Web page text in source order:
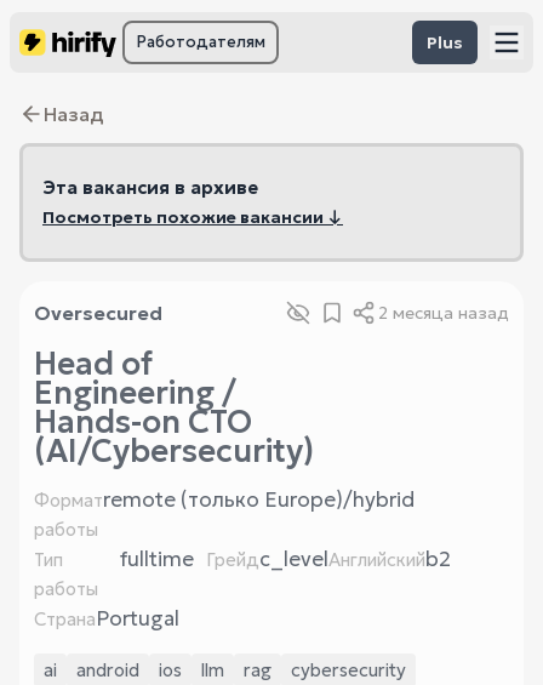
Работодателям Plus
Назад
Эта вакансия в архиве
Посмотреть похожие вакансии ↓
Oversecured 2 месяца назад
Head of
Engineering /
Hands-on CTO
(AI/Cybersecurity)
Формат
работы
remote (только Europe)/hybrid
Тип
работы
fulltime Грейдc_levelАнглийскийb2
СтранаPortugal
ai android ios llm rag
cybersecurity